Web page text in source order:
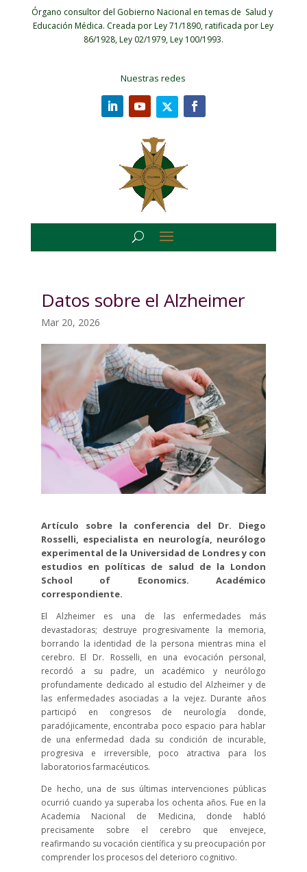
Órgano consultor del Gobierno Nacional en temas de Salud y
Educación Médica. Creada por Ley 71/1890, ratificada por Ley
86/1928, Ley 02/1979, Ley 100/1993.
Nuestras redes
Datos sobre el Alzheimer
Mar 20, 2026
Artículo sobre la conferencia del Dr. Diego
Rosselli, especialista en neurología, neurólogo
experimental de la Universidad de Londres y con
estudios en políticas de salud de la London
School of Economics. Académico
correspondiente.
El Alzheimer es una de las enfermedades más
devastadoras; destruye progresivamente la memoria,
borrando la identidad de la persona mientras mina el
cerebro. El Dr. Rosselli, en una evocación personal,
recordó a su padre, un académico y neurólogo
profundamente dedicado al estudio del Alzheimer y de
las enfermedades asociadas a la vejez. Durante años
participó en congresos de neurología donde,
paradójicamente, encontraba poco espacio para hablar
de una enfermedad dada su condición de incurable,
progresiva e irreversible, poco atractiva para los
laboratorios farmacéuticos.
De hecho, una de sus últimas intervenciones públicas
ocurrió cuando ya superaba los ochenta años. Fue en la
Academia Nacional de Medicina, donde habló
precisamente sobre el cerebro que envejece,
reafirmando su vocación científica y su preocupación por
comprender los procesos del deterioro cognitivo.